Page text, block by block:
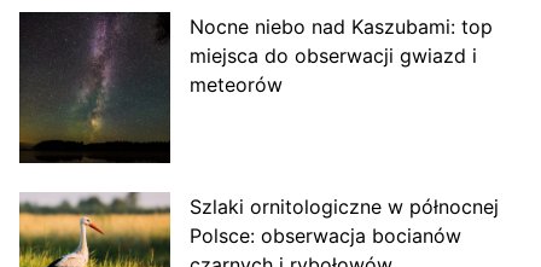
Nocne niebo nad Kaszubami: top
miejsca do obserwacji gwiazd i
meteorów
Szlaki ornitologiczne w północnej
Polsce: obserwacja bocianów